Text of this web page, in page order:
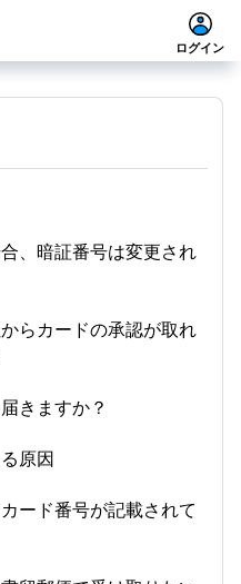
ログイン
、暗証番号は変更され
らカードの承認が取れ
きますか？
原因
ード番号が記載されて